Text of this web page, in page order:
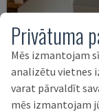
Privātuma
Mēs izmantojam
analizētu vietnes
varat pārvaldīt
mēs izmantojam